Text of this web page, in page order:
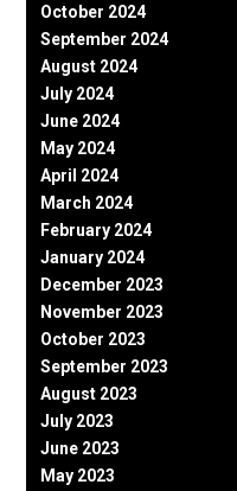
October 2024
September 2024
August 2024
July 2024
June 2024
May 2024
April 2024
March 2024
February 2024
January 2024
December 2023
November 2023
October 2023
September 2023
August 2023
July 2023
June 2023
May 2023